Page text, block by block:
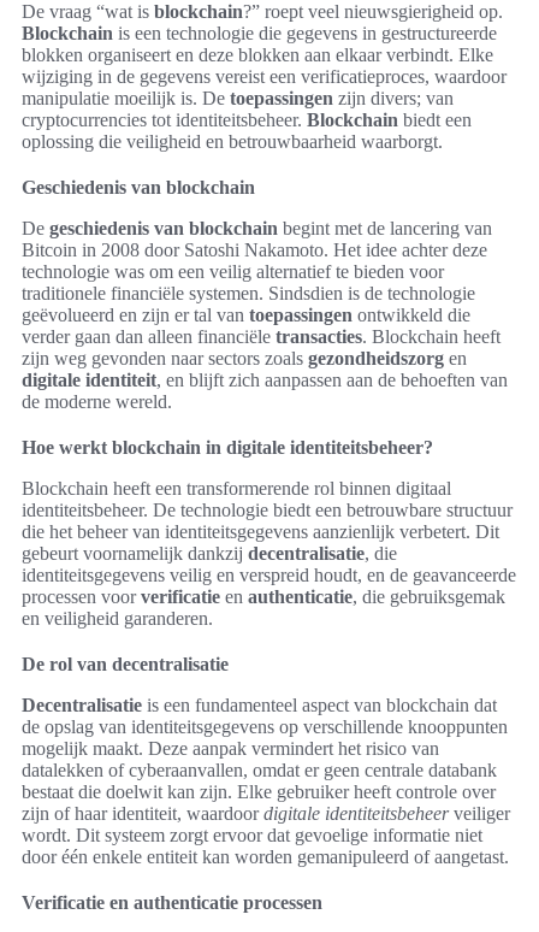
De vraag “wat is blockchain?” roept veel nieuwsgierigheid op.
Blockchain is een technologie die gegevens in gestructureerde
blokken organiseert en deze blokken aan elkaar verbindt. Elke
wijziging in de gegevens vereist een verificatieproces, waardoor
manipulatie moeilijk is. De toepassingen zijn divers; van
cryptocurrencies tot identiteitsbeheer. Blockchain biedt een
oplossing die veiligheid en betrouwbaarheid waarborgt.
Geschiedenis van blockchain
De geschiedenis van blockchain begint met de lancering van
Bitcoin in 2008 door Satoshi Nakamoto. Het idee achter deze
technologie was om een veilig alternatief te bieden voor
traditionele financiële systemen. Sindsdien is de technologie
geëvolueerd en zijn er tal van toepassingen ontwikkeld die
verder gaan dan alleen financiële transacties. Blockchain heeft
zijn weg gevonden naar sectors zoals gezondheidszorg en
digitale identiteit, en blijft zich aanpassen aan de behoeften van
de moderne wereld.
Hoe werkt blockchain in digitale identiteitsbeheer?
Blockchain heeft een transformerende rol binnen digitaal
identiteitsbeheer. De technologie biedt een betrouwbare structuur
die het beheer van identiteitsgegevens aanzienlijk verbetert. Dit
gebeurt voornamelijk dankzij decentralisatie, die
identiteitsgegevens veilig en verspreid houdt, en de geavanceerde
processen voorverificatie en authenticatie, die gebruiksgemak
en veiligheid garanderen.
De rol van decentralisatie
Decentralisatie is een fundamenteel aspect van blockchain dat
de opslag van identiteitsgegevens op verschillende knooppunten
mogelijk maakt. Deze aanpak vermindert het risico van
datalekken of cyberaanvallen, omdat er geen centrale databank
bestaat die doelwit kan zijn. Elke gebruiker heeft controle over
zijn of haar identiteit, waardoordigitale identiteitsbeheerveiliger
wordt. Dit systeem zorgt ervoor dat gevoelige informatie niet
door één enkele entiteit kan worden gemanipuleerd of aangetast.
Verificatie en authenticatie processen